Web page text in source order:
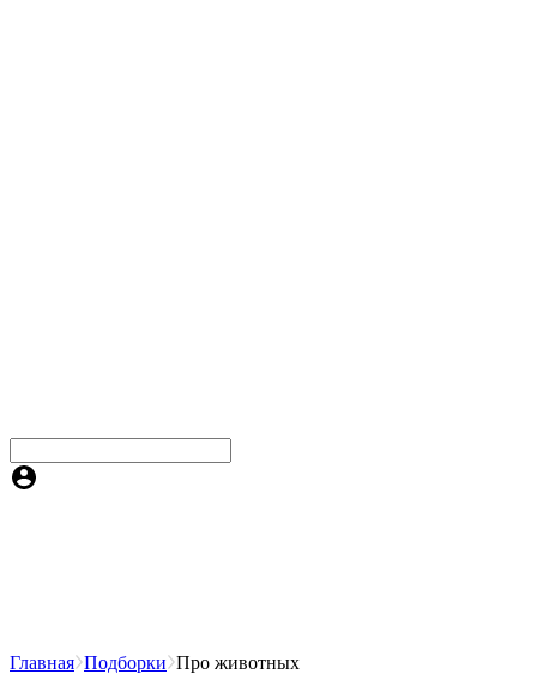
Главная Подборки Про животных